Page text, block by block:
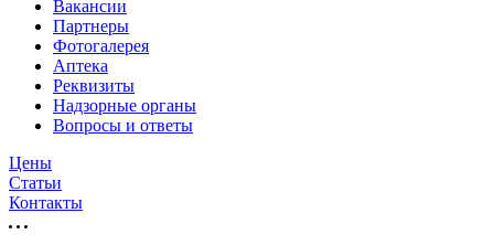
Вакансии
Партнеры
Фотогалерея
Аптека
Реквизиты
Надзорные органы
Вопросы и ответы
Цены
Статьи
Контакты